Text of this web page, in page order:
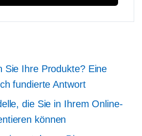
Sie Ihre Produkte? Eine
fundierte Antwort
die Sie in Ihrem Online-
können